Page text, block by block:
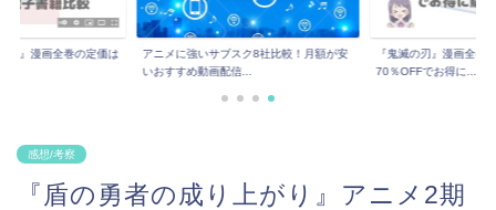
ズ』漫画全巻の定価は
アニメに強いサブスク8社比較！月額が安
いおすすめ動画配信...
『鬼滅の刃』漫画全巻
70％OFFでお得に...
感想/考察
『盾の勇者の成り上がり』アニメ2期